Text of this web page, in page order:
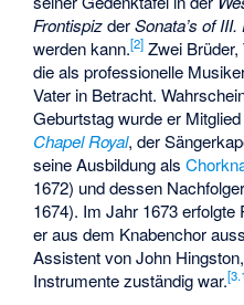
FrontispizderSonata’s of III.
werden kann.[2] Zwei
die als professionelle
Vater in Betracht.
Geburtstag wurde er
Chapel Royal, der
seine Ausbildung als
1672) und dessen Nachfolger
1674). Im Jahr 1673
er aus dem Knabenchor
Assistent von John
Instrumente zuständig war.[